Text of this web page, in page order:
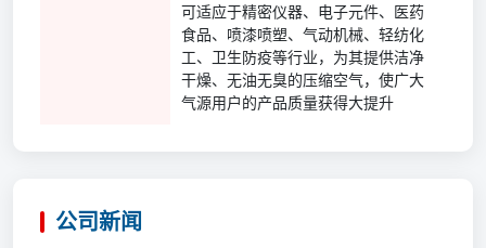
可适应于精密仪器、电子元件、医药
食品、喷漆喷塑、气动机械、轻纺化
工、卫生防疫等行业，为其提供洁净
干燥、无油无臭的压缩空气，使广大
气源用户的产品质量获得大提升
公司新闻